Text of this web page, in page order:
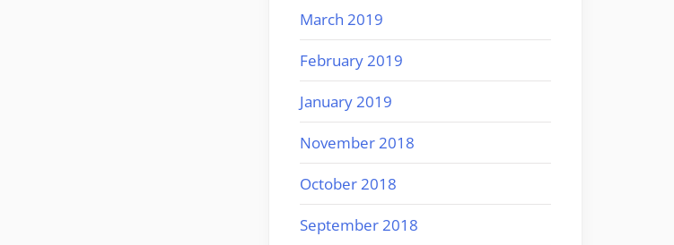
March 2019
February 2019
January 2019
November 2018
October 2018
September 2018